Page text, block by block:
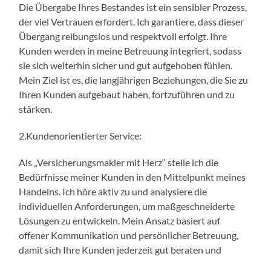
Die Übergabe Ihres Bestandes ist ein sensibler Prozess,
der viel Vertrauen erfordert. Ich garantiere, dass dieser
Übergang reibungslos und respektvoll erfolgt. Ihre
Kunden werden in meine Betreuung integriert, sodass
sie sich weiterhin sicher und gut aufgehoben fühlen.
Mein Ziel ist es, die langjährigen Beziehungen, die Sie zu
Ihren Kunden aufgebaut haben, fortzuführen und zu
stärken.
2.Kundenorientierter Service:
Als „Versicherungsmakler mit Herz“ stelle ich die
Bedürfnisse meiner Kunden in den Mittelpunkt meines
Handelns. Ich höre aktiv zu und analysiere die
individuellen Anforderungen, um maßgeschneiderte
Lösungen zu entwickeln. Mein Ansatz basiert auf
offener Kommunikation und persönlicher Betreuung,
damit sich Ihre Kunden jederzeit gut beraten und